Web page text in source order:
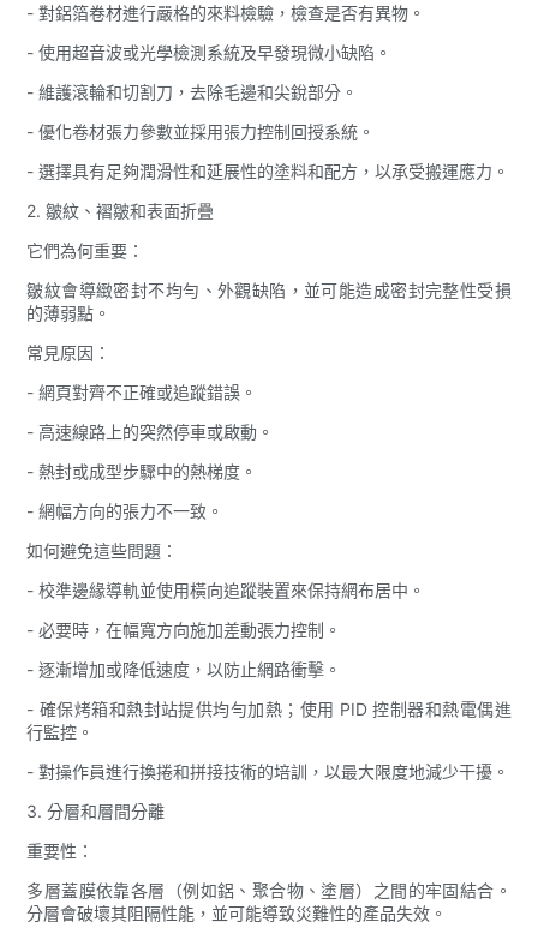
- 對鋁箔卷材進行嚴格的來料檢驗，檢查是否有異物。
- 使用超音波或光學檢測系統及早發現微小缺陷。
- 維護滾輪和切割刀，去除毛邊和尖銳部分。
- 優化卷材張力參數並採用張力控制回授系統。
- 選擇具有足夠潤滑性和延展性的塗料和配方，以承受搬運應力。
2. 皺紋、褶皺和表面折疊
它們為何重要：
皺紋會導緻密封不均勻、外觀缺陷，並可能造成密封完整性受損
的薄弱點。
常見原因：
- 網頁對齊不正確或追蹤錯誤。
- 高速線路上的突然停車或啟動。
- 熱封或成型步驟中的熱梯度。
- 網幅方向的張力不一致。
如何避免這些問題：
- 校準邊緣導軌並使用橫向追蹤裝置來保持網布居中。
- 必要時，在幅寬方向施加差動張力控制。
- 逐漸增加或降低速度，以防止網路衝擊。
- 確保烤箱和熱封站提供均勻加熱；使用 PID 控制器和熱電偶進
行監控。
- 對操作員進行換捲和拼接技術的培訓，以最大限度地減少干擾。
3. 分層和層間分離
重要性：
多層蓋膜依靠各層（例如鋁、聚合物、塗層）之間的牢固結合。
分層會破壞其阻隔性能，並可能導致災難性的產品失效。